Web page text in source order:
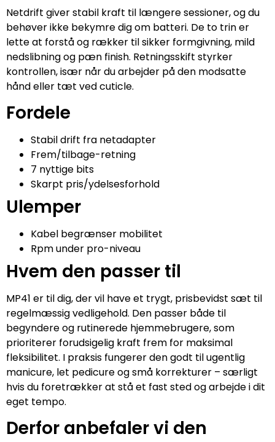
Netdrift giver stabil kraft til længere sessioner, og du
behøver ikke bekymre dig om batteri. De to trin er
lette at forstå og rækker til sikker formgivning, mild
nedslibning og pæn finish. Retningsskift styrker
kontrollen, især når du arbejder på den modsatte
hånd eller tæt ved cuticle.
Fordele
Stabil drift fra netadapter
Frem/tilbage-retning
7 nyttige bits
Skarpt pris/ydelsesforhold
Ulemper
Kabel begrænser mobilitet
Rpm under pro-niveau
Hvem den passer til
MP41 er til dig, der vil have et trygt, prisbevidst sæt til
regelmæssig vedligehold. Den passer både til
begyndere og rutinerede hjemmebrugere, som
prioriterer forudsigelig kraft frem for maksimal
fleksibilitet. I praksis fungerer den godt til ugentlig
manicure, let pedicure og små korrekturer – særligt
hvis du foretrækker at stå et fast sted og arbejde i dit
eget tempo.
Derfor anbefaler vi den